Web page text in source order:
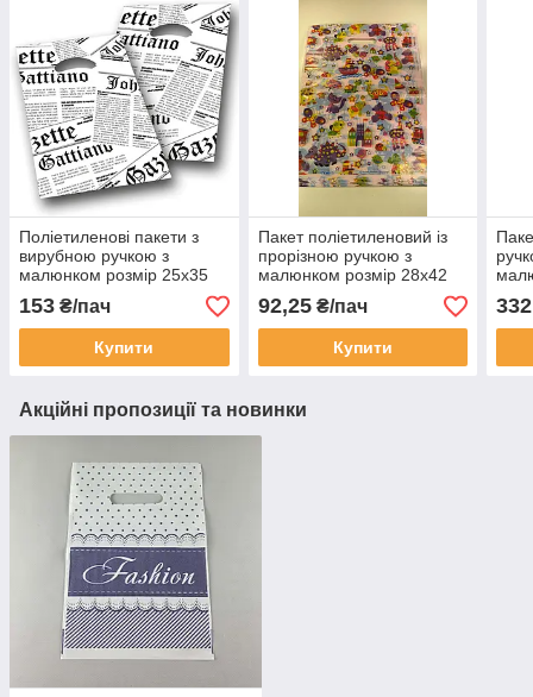
Поліетиленові пакети з
вирубною ручкою з
малюнком розмір 25х35
"Газета" Комсерв 100 шт/
уп.
153 ₴/пач
Купити
Пакет поліетиленовий із
прорізною ручкою з
малюнком розмір 28х42
"Дитячі" ХВГ 50 шт/уп.
92,25₴/пач
Купити
Акційні пропозиції та новинки